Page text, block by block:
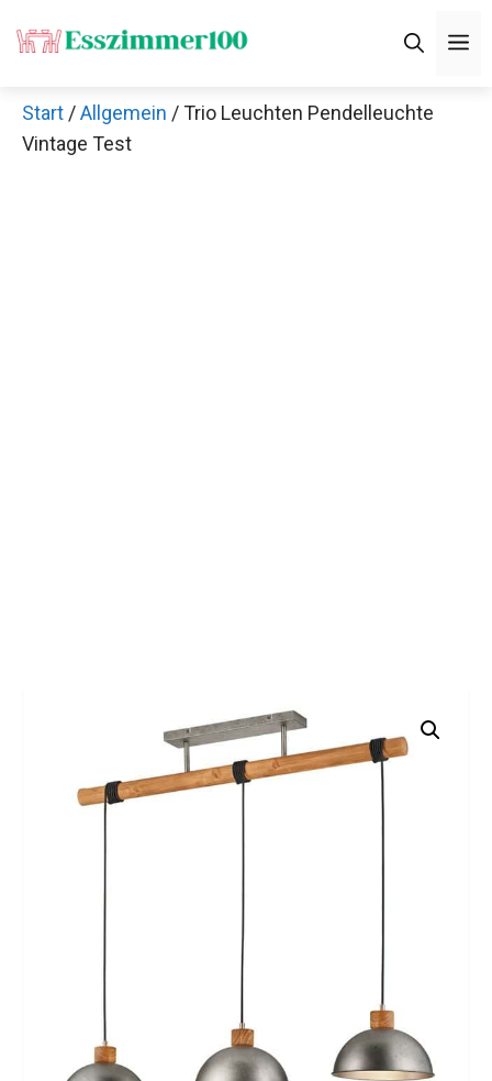
Inhalt
Start /Allgemein / Trio Leuchten Pendelleuchte
Vintage Test